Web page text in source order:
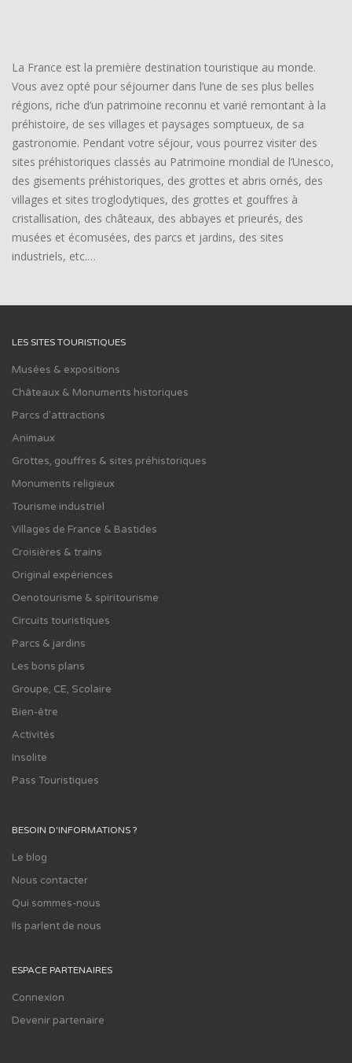
La France est la première destination touristique au monde.
Vous avez opté pour séjourner dans l’une de ses plus belles
régions, riche d’un patrimoine reconnu et varié remontant à la
préhistoire, de ses villages et paysages somptueux, de sa
gastronomie. Pendant votre séjour, vous pourrez visiter des
sites préhistoriques classés au Patrimoine mondial de l’Unesco,
des gisements préhistoriques, des grottes et abris ornés, des
villages et sites troglodytiques, des grottes et gouffres à
cristallisation, des châteaux, des abbayes et prieurés, des
musées et écomusées, des parcs et jardins, des sites
industriels, etc.…
LES SITES TOURISTIQUES
Musées & expositions
Châteaux & Monuments historiques
Parcs d'attractions
Animaux
Grottes, gouffres & sites préhistoriques
Monuments religieux
Tourisme industriel
Villages de France & Bastides
Croisières & trains
Original expériences
Oenotourisme & spiritourisme
Circuits touristiques
Parcs & jardins
Les bons plans
Groupe, CE, Scolaire
Bien-être
Activités
Insolite
Pass Touristiques
BESOIN D'INFORMATIONS ?
Le blog
Nous contacter
Qui sommes-nous
Ils parlent de nous
ESPACE PARTENAIRES
Connexion
Devenir partenaire